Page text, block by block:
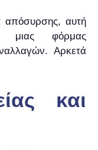
απόσυρσης, αυτή
μιας φόρμας
Αρκετά
και